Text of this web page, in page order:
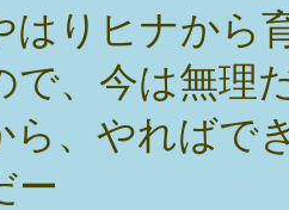
はりヒナから
で、今は無理
ら、やればで
ー